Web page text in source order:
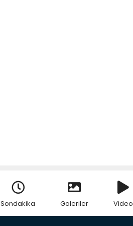
Sondakika Galeriler Video